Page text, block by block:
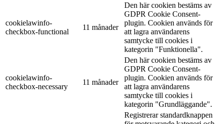
cookielawinfo-
checkbox-functional
11 månader
Den här cookien bestäms av
GDPR Cookie Consent-
plugin. Cookien används för
att lagra användarens
samtycke till cookies i
kategorin "Funktionella".
cookielawinfo-
checkbox-necessary
11 månader
Den här cookien bestäms av
GDPR Cookie Consent-
plugin. Cookien används för
att lagra användarens
samtycke till cookies i
kategorin "Grundläggande".
Registrerar standardknappen